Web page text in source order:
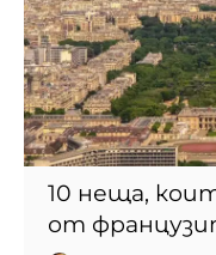
10 неща,
от